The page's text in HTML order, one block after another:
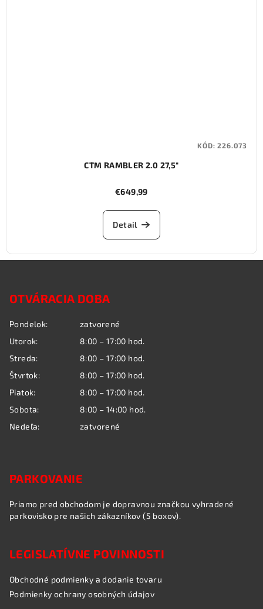
CTM RAMBLER 2.0 27,5"
€649,99
Detail
KÓD:226.073
OTVÁRACIA DOBA
Pondelok:
zatvorené
Utorok:
8:00 – 17:00 hod.
Streda:
8:00 – 17:00 hod.
Štvrtok:
8:00 – 17:00 hod.
Piatok:
8:00 – 17:00 hod.
Sobota:
8:00 – 14:00 hod.
Nedeľa:
zatvorené
PARKOVANIE
Priamo pred obchodom je dopravnou značkou vyhradené
parkovisko pre našich zákazníkov (5 boxov).
LEGISLATÍVNE POVINNOSTI
Obchodné podmienky a dodanie tovaru
Podmienky ochrany osobných údajov